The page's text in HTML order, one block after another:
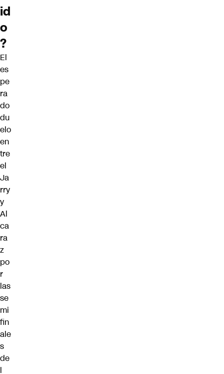
id
o
?
El
es
pe
ra
do
du
elo
en
tre
el
Ja
rry
y
Al
ca
ra
z
po
r
las
se
mi
fin
ale
s
de
l